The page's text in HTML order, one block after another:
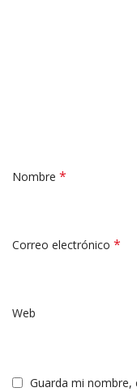
Nombre *
Correo electrónico *
Web
Guarda mi